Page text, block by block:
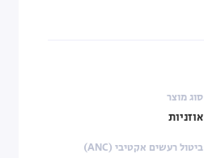
סוג מוצר
אוזניות
ביטול רעשים אקטיבי (ANC)